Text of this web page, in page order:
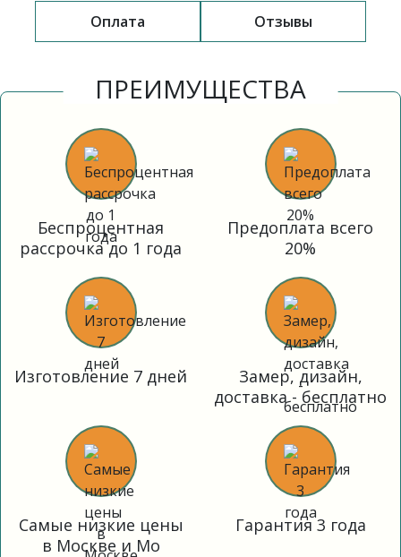
Оплата Отзывы
ПРЕИМУЩЕСТВА
Беспроцентная
рассрочка до 1 года
Предоплата всего
20%
Изготовление 7 дней
Замер, дизайн,
доставка - бесплатно
Самые низкие цены
в Москве и Мо
Гарантия 3 года